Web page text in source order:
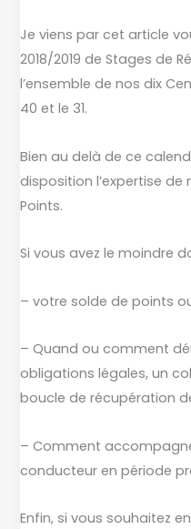
Je viens par cet article
2018/2019 de Stages de
l’ensemble de nos dix
40 et le 31.
Bien au delà de ce
disposition l’expertise de
Points.
Si vous avez le moindre
– votre solde de points
– Quand ou comment
obligations légales, un
boucle de récupération
– Comment
conducteur en période
Enfin, si vous souhaitez
l’ensemble
de
nos
dix
basés
sur
le
le
le
et
le
31.